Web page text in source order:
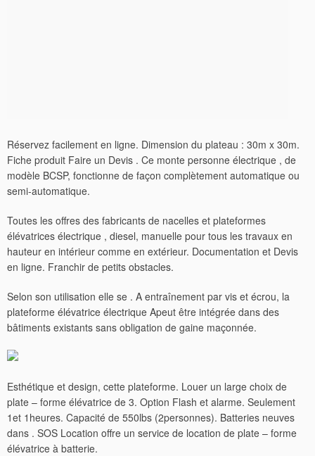
Réservez facilement en ligne. Dimension du plateau : 30m x 30m.
Fiche produit Faire un Devis . Ce monte personne électrique , de
modèle BCSP, fonctionne de façon complètement automatique ou
semi-automatique.
Toutes les offres des fabricants de nacelles et plateformes
élévatrices électrique , diesel, manuelle pour tous les travaux en
hauteur en intérieur comme en extérieur. Documentation et Devis
en ligne. Franchir de petits obstacles.
Selon son utilisation elle se . A entraînement par vis et écrou, la
plateforme élévatrice électrique Apeut être intégrée dans des
bâtiments existants sans obligation de gaine maçonnée.
Esthétique et design, cette plateforme. Louer un large choix de
plate – forme élévatrice de 3. Option Flash et alarme. Seulement
1et 1heures. Capacité de 550lbs (2personnes). Batteries neuves
dans . SOS Location offre un service de location de plate – forme
élévatrice à batterie.